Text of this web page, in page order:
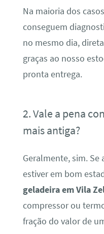
Na maioria dos
conseguem
no mesmo dia,
graças ao nosso
pronta entrega.
2. Vale a pena
mais antiga?
Geralmente, sim.
estiver em bom
geladeira em Vila
compressor ou
fração do valor de